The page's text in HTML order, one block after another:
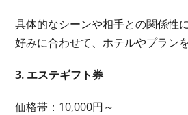
具体的なシーンや相手との関係性
好みに合わせて、ホテルやプラン
3. エステギフト券
価格帯：10,000円～